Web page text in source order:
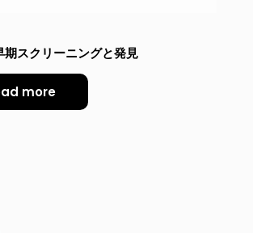
期スクリーニングと発見
more